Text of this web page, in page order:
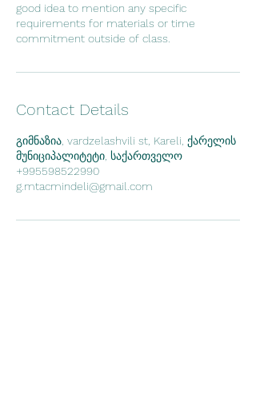
good idea to mention any specific
requirements for materials or time
commitment outside of class.
Contact Details
გიმნაზია, vardzelashvili st, Kareli, ქარელის
მუნიციპალიტეტი, საქართველო
+995598522990
g.mtacmindeli@gmail.com